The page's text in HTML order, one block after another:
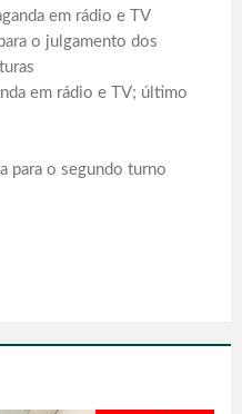
em rádio e TV
o julgamento dos
em rádio e TV; último
para o segundo turno